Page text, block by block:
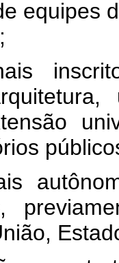
equipes